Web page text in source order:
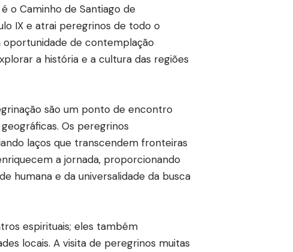
o Caminho de Santiago de
IX e atrai peregrinos de todo o
oportunidade de contemplação
a história e a cultura das regiões
são um ponto de encontro
Os peregrinos
laços que transcendem fronteiras
a jornada, proporcionando
humana e da universalidade da busca
espirituais; eles também
locais. A visita de peregrinos muitas